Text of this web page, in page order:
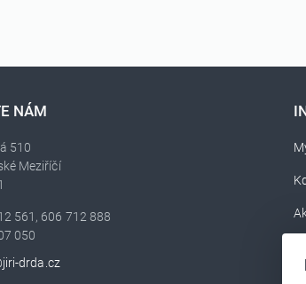
NÁM
510
Meziříčí
561, 606 712 888
050
drda.cz